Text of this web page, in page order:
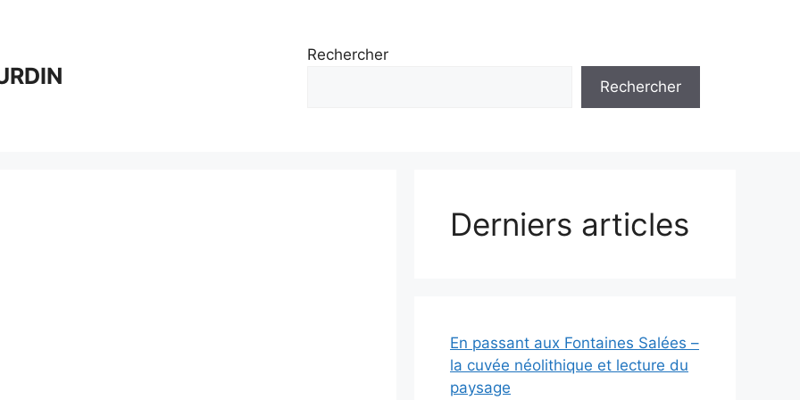
Rechercher
Rechercher
Derniers articles
En passant aux Fontaines Salées –
la cuvée néolithique et lecture du
paysage